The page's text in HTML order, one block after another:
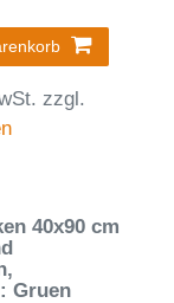
zzgl.
40x90 cm
,
Gruen